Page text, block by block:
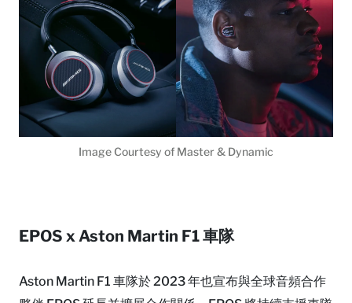
Image Courtesy of Master & Dynamic
EPOS x Aston Martin F1 車隊
Aston Martin F1 車隊於 2023 年也宣布與全球音頻合作